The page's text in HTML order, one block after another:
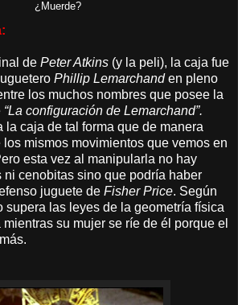
¿Muerde?
de Peter Atkins (y la peli), la caja fue
Phillip Lemarchanden pleno
los muchos nombres que posee la
“La configuración de Lemarchand”.
la caja de tal forma que de manera
mismos movimientos que vemos en
esta vez al manipularla no hay
ni cenobitas sino que podría haber
juguete de Fisher Price. Según
supera las leyes de la geometría física
su mujer se ríe de él porque el